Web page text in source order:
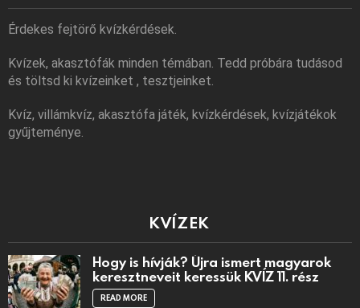
Érdekes fejtörő kvízkérdések.
Kvízek, akasztófák minden témában. Tedd próbára tudásod
és töltsd ki kvízeinket , tesztjeinket.
Kvíz, villámkvíz, akasztófa játék, kvízkérdések, kvízjátékok
gyűjteménye.
KVÍZEK
Hogy is hívják? Újra ismert magyarok
keresztneveit keressük KVÍZ 11. rész
READ MORE